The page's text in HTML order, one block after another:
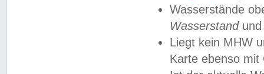
Wasserstände
Wasserstandund
Liegt kein MHW
Karte ebenso mit